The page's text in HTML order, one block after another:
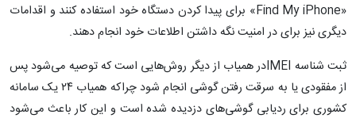
«Find My iPhone» برای پیدا کردن دستگاه خود استفاده کنند و اقدامات
دیگری نیز برای در امنیت نگه داشتن اطلاعات خود انجام دهند.
ثبت شناسه IMEIدر همیاب از دیگر روش‌هایی است که توصیه می‌شود پس
از مفقودی یا به سرقت رفتن گوشی انجام شود چراکه همیاب ۲۴ یک سامانه
کشوری برای ردیابی گوشی‌های دزدیده شده است و این کار باعث می‌شود